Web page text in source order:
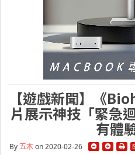
【遊戲新聞】《
片展示神技「緊急
有體
By五木on 2020-02-26